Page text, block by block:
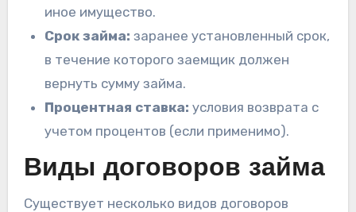
иное имущество.
Срок займа: заранее установленный срок,
в течение которого заемщик должен
вернуть сумму займа.
Процентная ставка: условия возврата с
учетом процентов (если применимо).
Виды договоров займа
Существует несколько видов договоров